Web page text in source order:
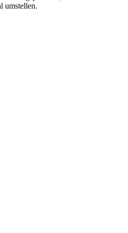
umstellen.